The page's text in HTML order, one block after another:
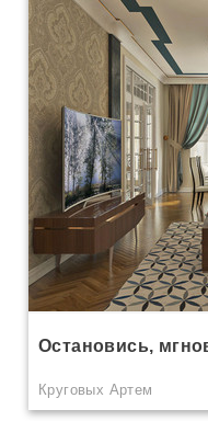
Остановись,
Круговых Артем